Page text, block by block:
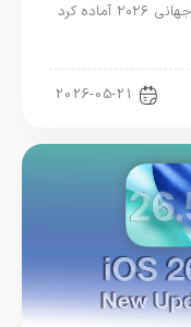
اپل اپلیکیشن Apple Sports را برای جام جهانی ۲۰۲۶ آماده کرد
2026-05-21